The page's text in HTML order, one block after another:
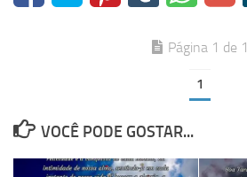
Página 1 de 1
1
VOCÊ PODE GOSTAR...